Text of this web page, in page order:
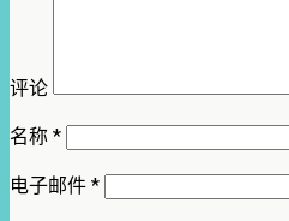
评论
名称 *
电子邮件 *